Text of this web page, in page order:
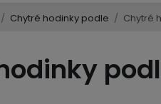
/ Chytré hodinky podle / Chytré